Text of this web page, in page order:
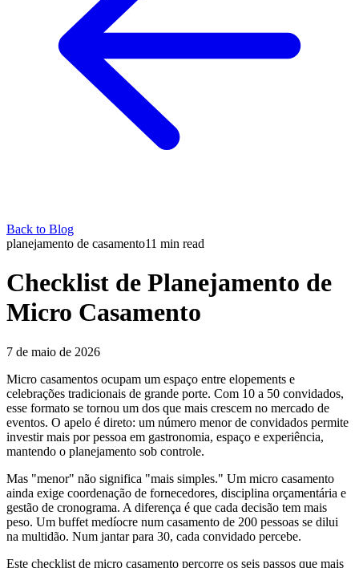
Back to Blog
planejamento de casamento11 min read
Checklist de Planejamento de
Micro Casamento
7 de maio de 2026
Micro casamentos ocupam um espaço entre elopements e
celebrações tradicionais de grande porte. Com 10 a 50 convidados,
esse formato se tornou um dos que mais crescem no mercado de
eventos. O apelo é direto: um número menor de convidados permite
investir mais por pessoa em gastronomia, espaço e experiência,
mantendo o planejamento sob controle.
Mas "menor" não significa "mais simples." Um micro casamento
ainda exige coordenação de fornecedores, disciplina orçamentária e
gestão de cronograma. A diferença é que cada decisão tem mais
peso. Um buffet medíocre num casamento de 200 pessoas se dilui
na multidão. Num jantar para 30, cada convidado percebe.
Este checklist de micro casamento percorre os seis passos que mais